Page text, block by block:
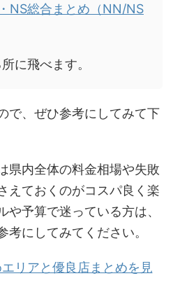
NS総合まとめ（NN/NS
に飛べます。
で、ぜひ参考にしてみて下
県内全体の料金相場や失敗
えておくのがコスパ良く楽
や予算で迷っている方は、
考にしてみてください。
リアと優良店まとめを見